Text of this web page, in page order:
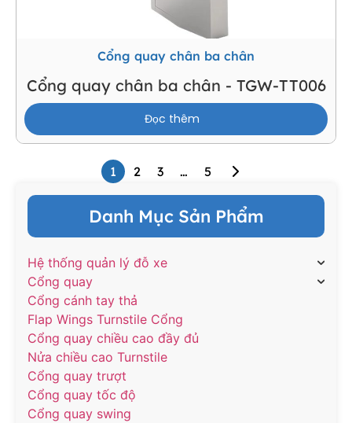
Danh Mục Sản Phẩm
Hệ thống quản lý đỗ xe
Cổng quay
Cổng cánh tay thả
Flap Wings Turnstile Cổng
Cổng quay chiều cao đầy đủ
Nửa chiều cao Turnstile
Cổng quay trượt
Cổng quay tốc độ
Cổng quay swing
Cổng quay chân ba chân
Cổng quay chân ba chân - TGW-TT006
Đọc thêm
1 2 3 … 5